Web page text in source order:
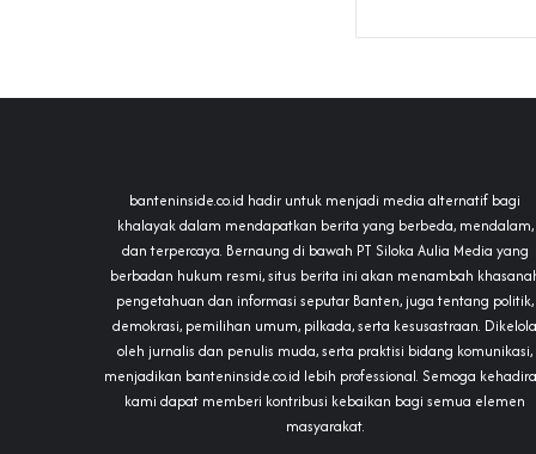
banteninside.co.id hadir untuk menjadi media alternatif bagi
khalayak dalam mendapatkan berita yang berbeda, mendalam,
dan terpercaya. Bernaung di bawah PT Siloka Aulia Media yang
berbadan hukum resmi, situs berita ini akan menambah
pengetahuan dan informasi seputar Banten, juga tentang politik,
demokrasi, pemilihan umum, pilkada, serta kesusastraan.
oleh jurnalis dan penulis muda, serta praktisi bidang komunikasi,
menjadikan banteninside.co.id lebih professional. Semoga
kami dapat memberi kontribusi kebaikan bagi semua elemen
masyarakat.